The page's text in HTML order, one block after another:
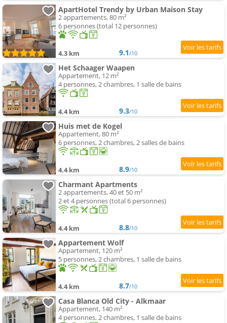
ApartHotel Trendy by Urban Maison Stay
2 appartements, 80 m²
6 personnes (total 12 personnes)
4.3 km 9.1/10
Het Schaager Waapen
Appartement, 12 m²
4 personnes, 2 chambres, 1 salle de bains
4.4 km 9.3/10
Huis met de Kogel
Appartement, 80 m²
6 personnes, 2 chambres, 2 salles de bains
4.4 km 8.9/10
Charmant Apartments
2 appartements, 40 et 50 m²
2 et 4 personnes (total 6 personnes)
4.4 km 8.8/10
Appartement Wolf
Appartement, 120 m²
5 personnes, 2 chambres, 1 salle de bains
4.4 km 8.7/10
Casa Blanca Old City - Alkmaar
Appartement, 140 m²
4 personnes, 2 chambres, 1 salle de bains